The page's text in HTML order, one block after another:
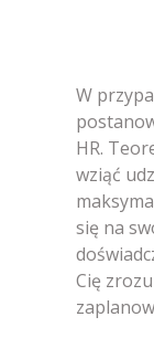
W
HR.
wziąć
się na
Cię